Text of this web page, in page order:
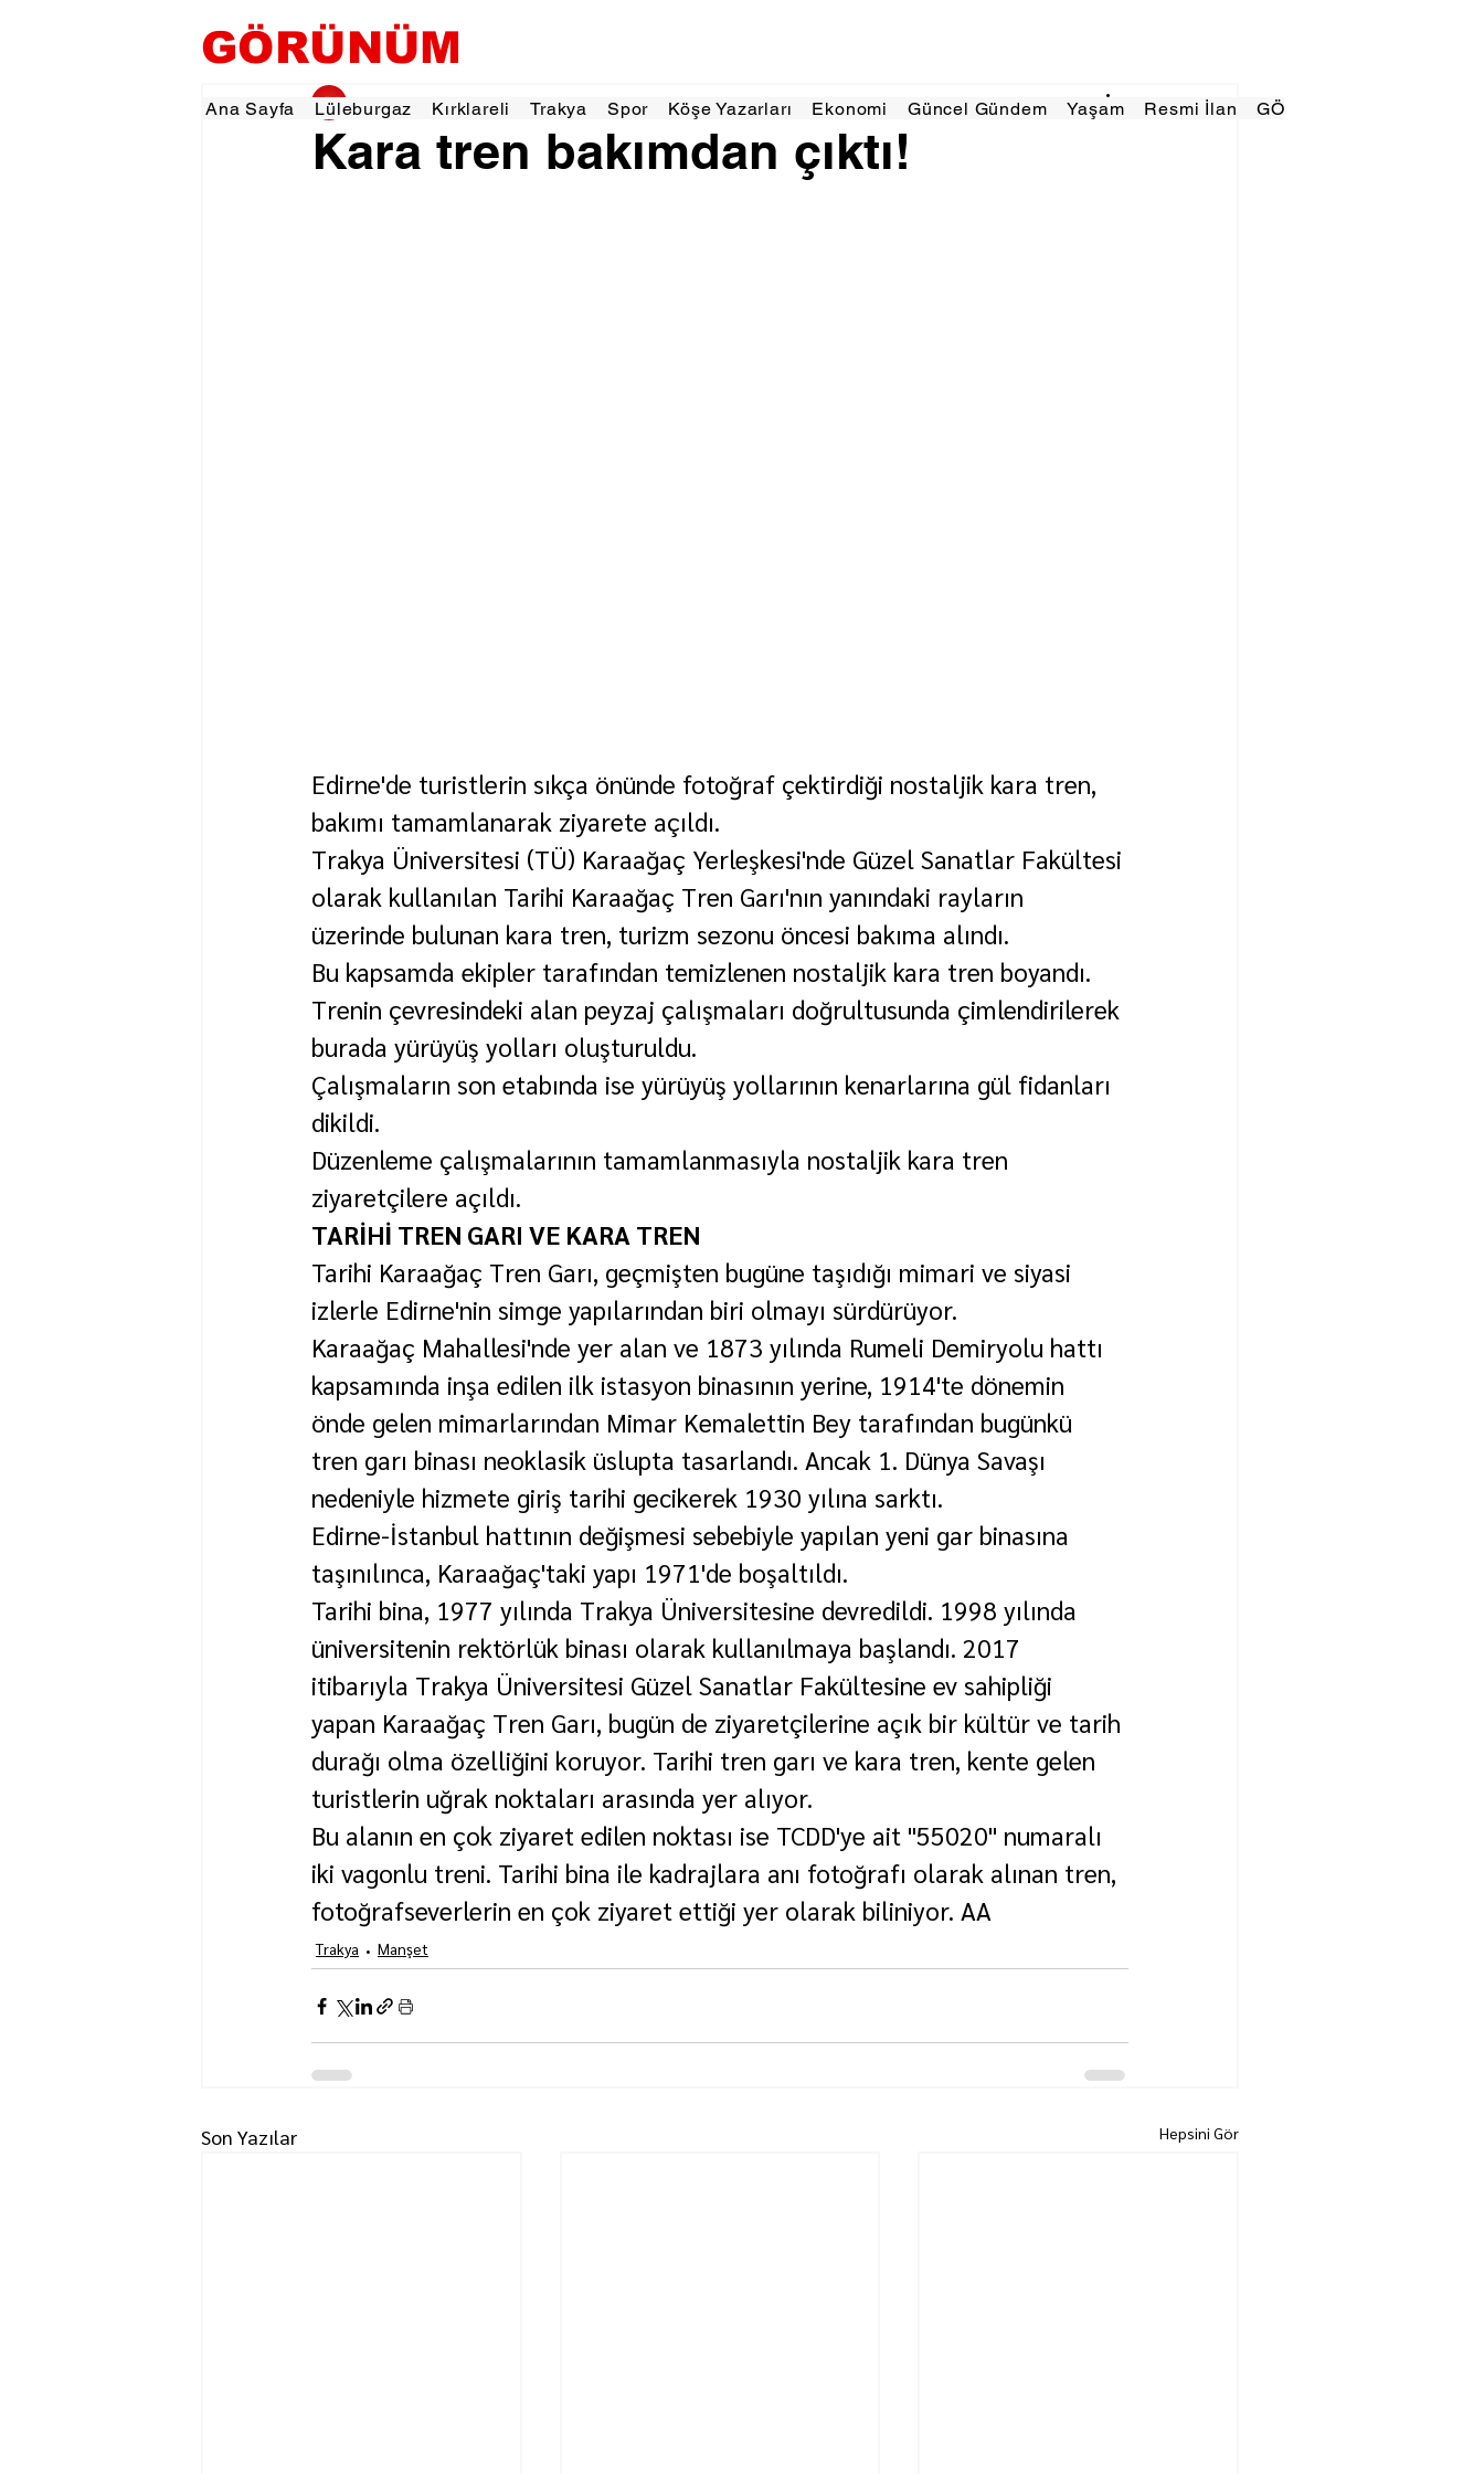
GÖRÜNÜM
Ana Sayfa Lüleburgaz Kırklareli Trakya Spor Köşe Yazarları Ekonomi Güncel Gündem Yaşam Resmi İlan GÖRÜNÜMTV
Kara tren bakımdan çıktı!
gorunumhaber 23 Haz 2025 1 dakikada okunur
Edirne'de turistlerin sıkça önünde fotoğraf çektirdiği nostaljik kara tren,
bakımı tamamlanarak ziyarete açıldı.
Trakya Üniversitesi (TÜ) Karaağaç Yerleşkesi'nde Güzel Sanatlar Fakültesi
olarak kullanılan Tarihi Karaağaç Tren Garı'nın yanındaki rayların
üzerinde bulunan kara tren, turizm sezonu öncesi bakıma alındı.
Bu kapsamda ekipler tarafından temizlenen nostaljik kara tren boyandı.
Trenin çevresindeki alan peyzaj çalışmaları doğrultusunda çimlendirilerek
burada yürüyüş yolları oluşturuldu.
Çalışmaların son etabında ise yürüyüş yollarının kenarlarına gül fidanları
dikildi.
Düzenleme çalışmalarının tamamlanmasıyla nostaljik kara tren
ziyaretçilere açıldı.
TARİHİ TREN GARI VE KARA TREN
Tarihi Karaağaç Tren Garı, geçmişten bugüne taşıdığı mimari ve siyasi
izlerle Edirne'nin simge yapılarından biri olmayı sürdürüyor.
Karaağaç Mahallesi'nde yer alan ve 1873 yılında Rumeli Demiryolu hattı
kapsamında inşa edilen ilk istasyon binasının yerine, 1914'te dönemin
önde gelen mimarlarından Mimar Kemalettin Bey tarafından bugünkü
tren garı binası neoklasik üslupta tasarlandı. Ancak 1. Dünya Savaşı
nedeniyle hizmete giriş tarihi gecikerek 1930 yılına sarktı.
Edirne-İstanbul hattının değişmesi sebebiyle yapılan yeni gar binasına
taşınılınca, Karaağaç'taki yapı 1971'de boşaltıldı.
Tarihi bina, 1977 yılında Trakya Üniversitesine devredildi. 1998 yılında
üniversitenin rektörlük binası olarak kullanılmaya başlandı. 2017
itibarıyla Trakya Üniversitesi Güzel Sanatlar Fakültesine ev sahipliği
yapan Karaağaç Tren Garı, bugün de ziyaretçilerine açık bir kültür ve tarih
durağı olma özelliğini koruyor. Tarihi tren garı ve kara tren, kente gelen
turistlerin uğrak noktaları arasında yer alıyor.
Bu alanın en çok ziyaret edilen noktası ise TCDD'ye ait "55020" numaralı
iki vagonlu treni. Tarihi bina ile kadrajlara anı fotoğrafı olarak alınan tren,
fotoğrafseverlerin en çok ziyaret ettiği yer olarak biliniyor. AA
Trakya Manşet
Son Yazılar Hepsini Gör